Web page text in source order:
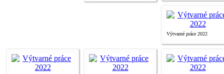
Výtvarné práce 2022